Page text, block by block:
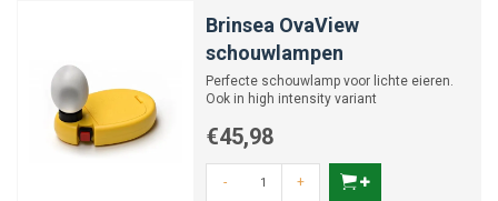
Brinsea OvaView
schouwlampen
Perfecte schouwlamp voor lichte eieren.
Ook in high intensity variant
€45,98
- +